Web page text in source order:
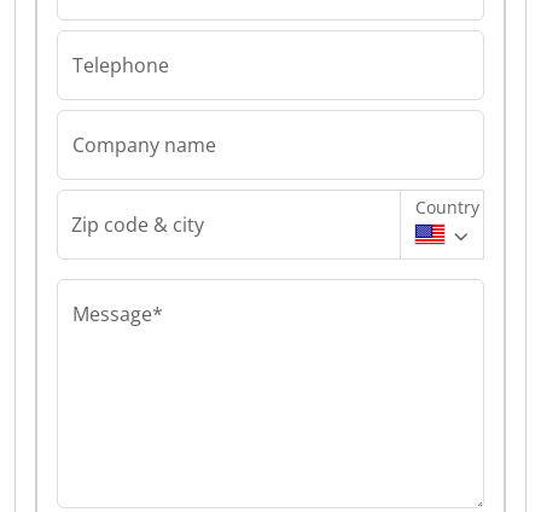
Telephone
Company name
Zip code & city
Country
Message*